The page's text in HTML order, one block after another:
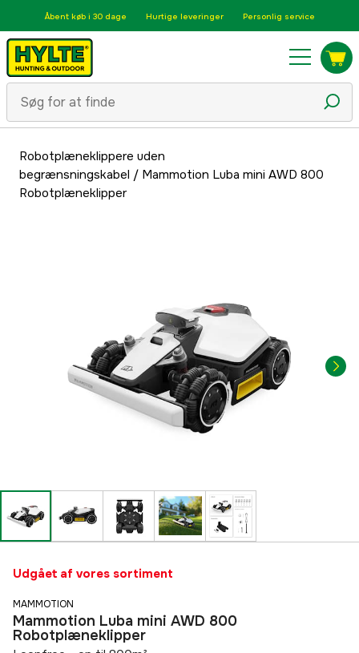
Åbent køb i 30 dage Hurtige leveringer Personlig service
Robotplæneklippere uden
begrænsningskabel / Mammotion Luba mini AWD 800
Robotplæneklipper
Udgået af vores sortiment
MAMMOTION
Mammotion Luba mini AWD 800
Robotplæneklipper